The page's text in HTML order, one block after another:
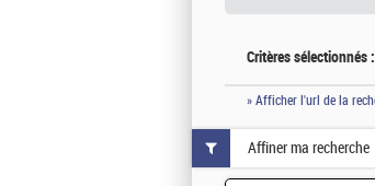
Critères sélectionnés :
» Afficher l'url de la
Affiner ma recherche